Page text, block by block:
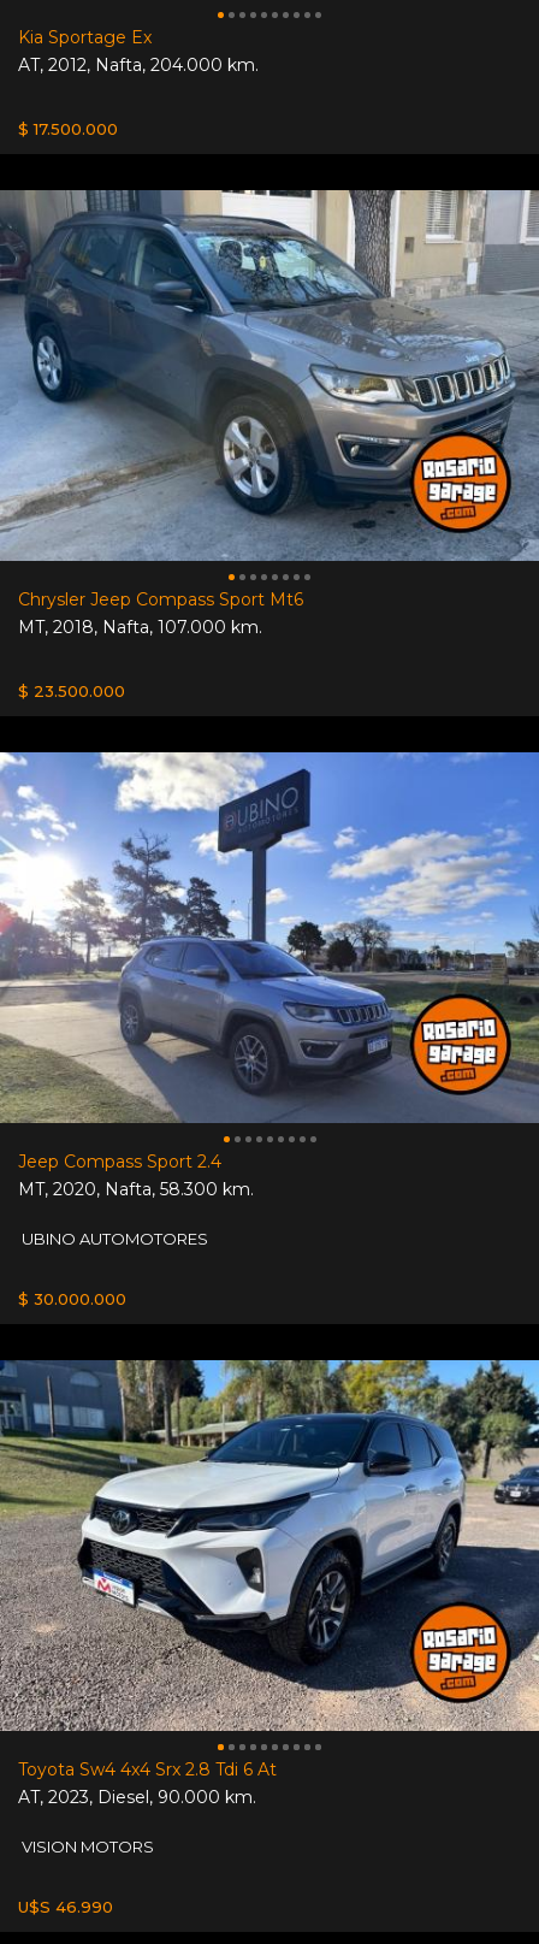
Kia Sportage Ex
AT, 2012, Nafta, 204.000 km.
$ 17.500.000
Chrysler Jeep Compass Sport Mt6
MT, 2018, Nafta, 107.000 km.
$ 23.500.000
Jeep Compass Sport 2.4
MT, 2020, Nafta, 58.300 km.
UBINO AUTOMOTORES
$ 30.000.000
Toyota Sw4 4x4 Srx 2.8 Tdi 6 At
AT, 2023, Diesel, 90.000 km.
VISION MOTORS
U$S 46.990